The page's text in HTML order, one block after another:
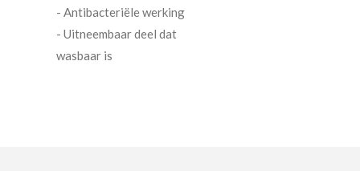
- Antibacteriële werking
- Uitneembaar deel dat
wasbaar is